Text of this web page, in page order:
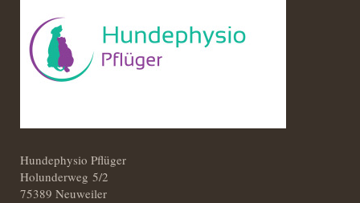
Hundephysio Pflüger
Holunderweg 5/2
75389 Neuweiler